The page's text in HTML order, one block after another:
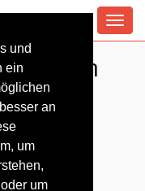
und
ein
an
um
um
in